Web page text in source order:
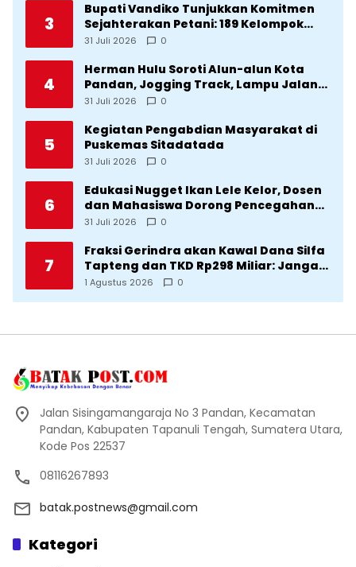
2025
3
Bupati Vandiko Tunjukkan Komitmen
Sejahterakan Petani: 189 Kelompok
Tani Terima Bibit dan Alsintan
31 Juli 2026 0
4
Herman Hulu Soroti Alun-alun Kota
Pandan, Jogging Track, Lampu Jalan
Lingkar Kota yang Tak Terurus
31 Juli 2026 0
5
Kegiatan Pengabdian Masyarakat di
Puskemas Sitadatada
31 Juli 2026 0
6
Edukasi Nugget Ikan Lele Kelor, Dosen
dan Mahasiswa Dorong Pencegahan
Stunting di Desa Silangkitang
31 Juli 2026 0
7
Fraksi Gerindra akan Kawal Dana Silfa
Tapteng dan TKD Rp298 Miliar: Jangan
Sampai Pekerjaan Pusat dan Provinsi
1 Agustus 2026 0
Jalan Sisingamangaraja No 3 Pandan, Kecamatan
Pandan, Kabupaten Tapanuli Tengah, Sumatera Utara,
Kode Pos 22537
08116267893
batak.postnews@gmail.com
Kategori